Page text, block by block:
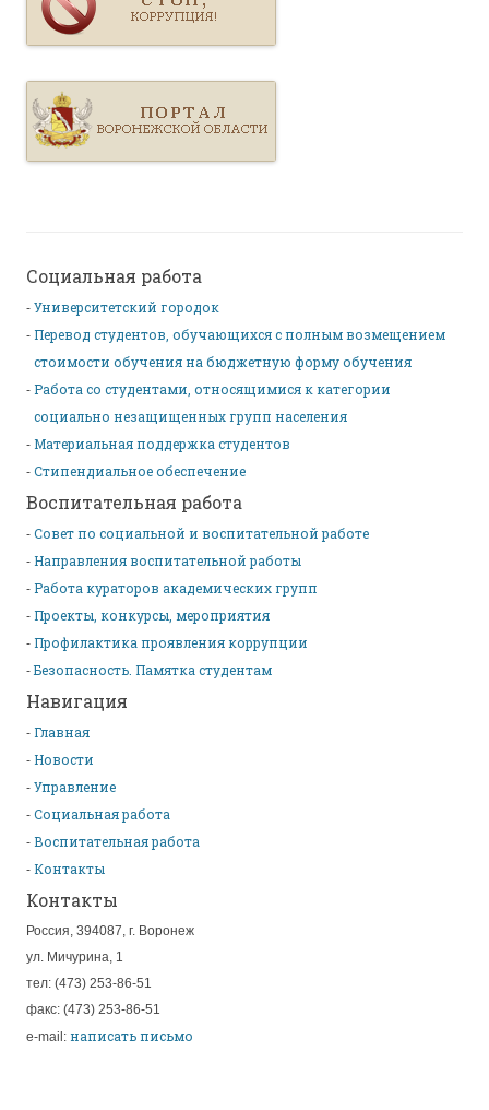
Социальная работа
Университетский городок
Перевод студентов, обучающихся с полным возмещением
стоимости обучения на бюджетную форму обучения
Работа со студентами, относящимися к категории
социально незащищенных групп населения
Материальная поддержка студентов
Стипендиальное обеспечение
Воспитательная работа
Совет по социальной и воспитательной работе
Направления воспитательной работы
Работа кураторов академических групп
Проекты, конкурсы, мероприятия
Профилактика проявления коррупции
Безопасность. Памятка студентам
Навигация
Главная
Новости
Управление
Социальная работа
Воспитательная работа
Контакты
Контакты
Россия, 394087, г. Воронеж
ул. Мичурина, 1
тел: (473) 253-86-51
факс: (473) 253-86-51
e-mail: написать письмо